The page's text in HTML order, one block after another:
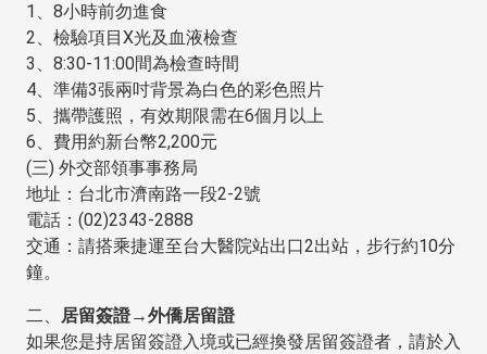
1、8小時前勿進食
2、檢驗項目X光及血液檢查
3、8:30-11:00間為檢查時間
4、準備3張兩吋背景為白色的彩色照片
5、攜帶護照，有效期限需在6個月以上
6、費用約新台幣2,200元
(三) 外交部領事事務局
地址：台北市濟南路一段2-2號
電話：(02)2343-2888
交通：請搭乘捷運至台大醫院站出口2出站，步行約10分
鐘。
二、 居留簽證→外僑居留證
如果您是持居留簽證入境或已經換發居留簽證者，請於入